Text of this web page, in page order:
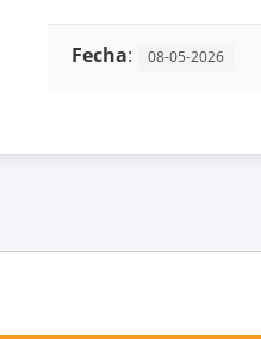
Fecha: 08-05-2026